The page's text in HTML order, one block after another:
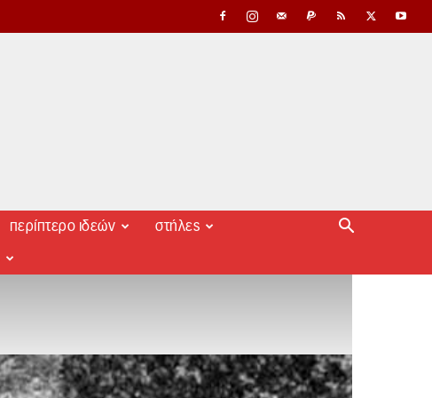
περίπτερο ιδεών στήλες